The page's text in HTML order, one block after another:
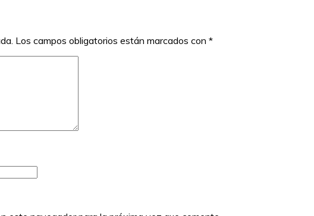
Los campos obligatorios están marcados con *